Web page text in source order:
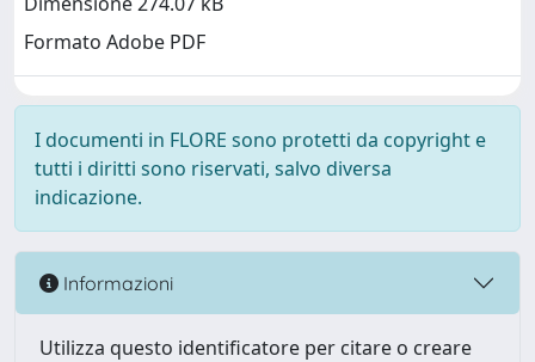
Formato Adobe PDF
I documenti in FLORE sono protetti da copyright e
tutti i diritti sono riservati, salvo diversa
indicazione.
Informazioni
Utilizza questo identificatore per citare o creare